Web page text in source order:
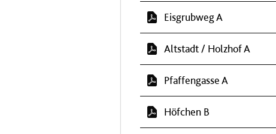
Eisgrubweg A
Altstadt / Holzhof A
Pfaffengasse A
Höfchen B